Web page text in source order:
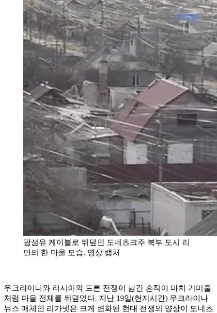
광섬유 케이블로 뒤덮인 도네츠크주 북부 도시 리
만의 한 마을 모습. 영상 캡처
우크라이나와 러시아의 드론 전쟁이 남긴 흔적이 마치 거미줄
처럼 마을 전체를 뒤덮었다. 지난 19일(현지시간) 우크라이나
뉴스 매체인 리가넷은 크게 변화된 현대 전쟁의 양상이 도네츠